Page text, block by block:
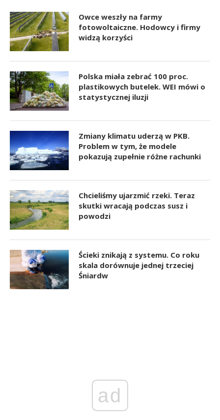
Owce weszły na farmy
fotowoltaiczne. Hodowcy i firmy
widzą korzyści
Polska miała zebrać 100 proc.
plastikowych butelek. WEI mówi o
statystycznej iluzji
Zmiany klimatu uderzą w PKB.
Problem w tym, że modele
pokazują zupełnie różne rachunki
Chcieliśmy ujarzmić rzeki. Teraz
skutki wracają podczas susz i
powodzi
Ścieki znikają z systemu. Co roku
skala dorównuje jednej trzeciej
Śniardw
ad